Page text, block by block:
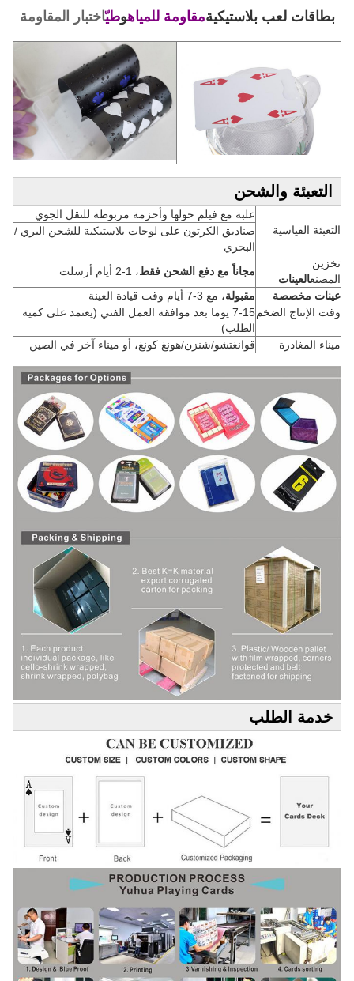
بطاقات لعب بلاستيكيةمقاومة للمياهوطيّاختبار المقاومة
التعبئة والشحن
التعبئة القياسية
علبة مع فيلم حولها وأحزمة مربوطة للنقل الجوي
صناديق الكرتون على لوحات بلاستيكية للشحن البري /
البحري
تخزين
المصنعالعينات
مجاناً مع دفع الشحن فقط، 1-2 أيام أرسلت
عينات مخصصة
مقبولة، مع 3-7 أيام وقت قيادة العينة
وقت الإنتاج الضخم
7-15 يوما بعد موافقة العمل الفني (يعتمد على كمية
الطلب)
ميناء المغادرة
قوانغتشو/شنزن/هونغ كونغ، أو ميناء آخر في الصين
خدمة الطلب